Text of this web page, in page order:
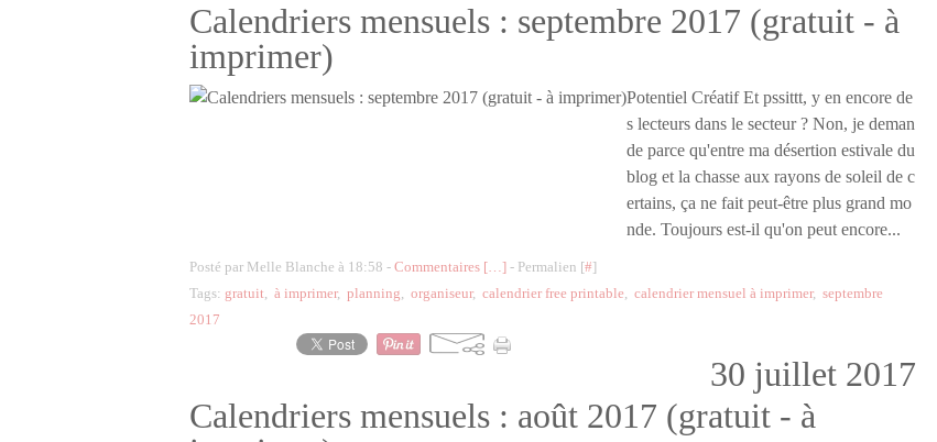
Calendriers mensuels : septembre 2017 (gratuit - à
imprimer)
Potentiel Créatif Et pssittt, y en encore de
s lecteurs dans le secteur ? Non, je deman
de parce qu'entre ma désertion estivale du
blog et la chasse aux rayons de soleil de c
ertains, ça ne fait peut-être plus grand mo
nde. Toujours est-il qu'on peut encore...
Posté par Melle Blanche à 18:58 - Commentaires […] - Permalien [#]
Tags: gratuit, à imprimer, planning, organiseur, calendrier free printable, calendrier mensuel à imprimer, septembre
2017
30 juillet 2017
Calendriers mensuels : août 2017 (gratuit - à